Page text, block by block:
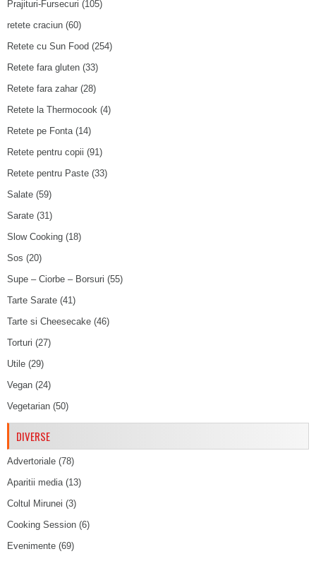
Prajituri-Fursecuri (105)
retete craciun (60)
Retete cu Sun Food (254)
Retete fara gluten (33)
Retete fara zahar (28)
Retete la Thermocook (4)
Retete pe Fonta(14)
Retete pentru copii (91)
Retete pentru Paste (33)
Salate (59)
Sarate (31)
Slow Cooking (18)
Sos (20)
Supe – Ciorbe – Borsuri (55)
Tarte Sarate (41)
Tarte si Cheesecake (46)
Torturi (27)
Utile (29)
Vegan (24)
Vegetarian (50)
DIVERSE
Advertoriale (78)
Aparitii media(13)
Coltul Mirunei (3)
Cooking Session (6)
Evenimente (69)